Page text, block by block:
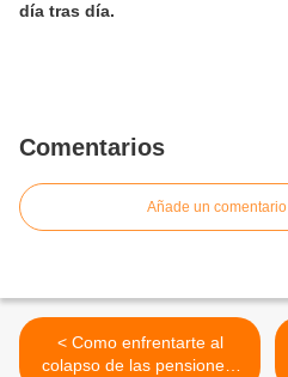
día tras día.
Comentarios
Añade un comentario
< Como enfrentarte al
colapso de las pensiones: